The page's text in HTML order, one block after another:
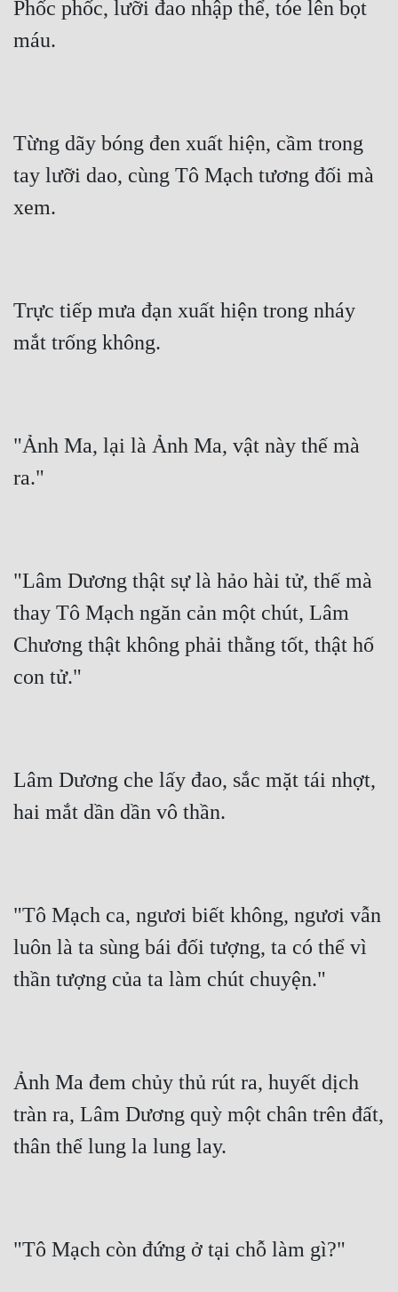
Phốc phốc, lưỡi đao nhập thể, tóe lên bọt
máu.
Từng dãy bóng đen xuất hiện, cầm trong
tay lưỡi dao, cùng Tô Mạch tương đối mà
xem.
Trực tiếp mưa đạn xuất hiện trong nháy
mắt trống không.
"Ảnh Ma, lại là Ảnh Ma, vật này thế mà
ra."
"Lâm Dương thật sự là hảo hài tử, thế mà
thay Tô Mạch ngăn cản một chút, Lâm
Chương thật không phải thằng tốt, thật hố
con tử."
Lâm Dương che lấy đao, sắc mặt tái nhợt,
hai mắt dần dần vô thần.
"Tô Mạch ca, ngươi biết không, ngươi vẫn
luôn là ta sùng bái đối tượng, ta có thể vì
thần tượng của ta làm chút chuyện."
Ảnh Ma đem chủy thủ rút ra, huyết dịch
tràn ra, Lâm Dương quỳ một chân trên đất,
thân thể lung la lung lay.
"Tô Mạch còn đứng ở tại chỗ làm gì?"